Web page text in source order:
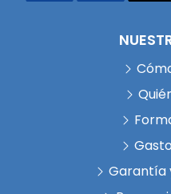
Garantía